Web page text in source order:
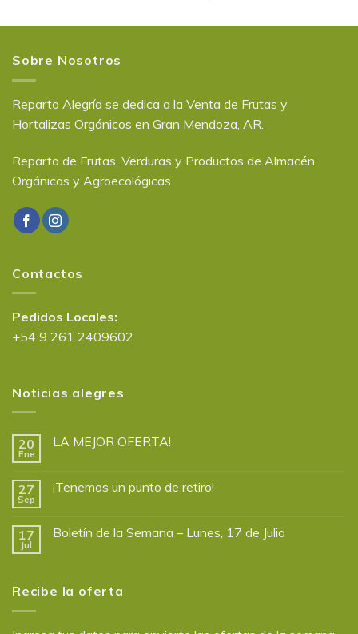
Sobre Nosotros
Reparto Alegría se dedica a la Venta de Frutas y
Hortalizas Orgánicos en Gran Mendoza, AR.
Reparto de Frutas, Verduras y Productos de Almacén
Orgánicas y Agroecológicas
Contactos
Pedidos Locales:
+54 9 261 2409602
Noticias alegres
20
Ene
LA MEJOR OFERTA!
27
Sep
¡Tenemos un punto de retiro!
17
Jul
Boletín de la Semana – Lunes, 17 de Julio
Recibe la oferta